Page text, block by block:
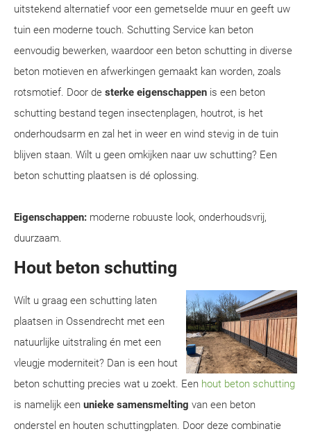
uitstekend alternatief voor een gemetselde muur en geeft uw
tuin een moderne touch. Schutting Service kan beton
eenvoudig bewerken, waardoor een beton schutting in diverse
beton motieven en afwerkingen gemaakt kan worden, zoals
rotsmotief. Door de sterke eigenschappen is een beton
schutting bestand tegen insectenplagen, houtrot, is het
onderhoudsarm en zal het in weer en wind stevig in de tuin
blijven staan. Wilt u geen omkijken naar uw schutting? Een
beton schutting plaatsen is dé oplossing.
Eigenschappen: moderne robuuste look, onderhoudsvrij,
duurzaam.
Hout beton schutting
Wilt u graag een schutting laten
plaatsen in Ossendrecht met een
natuurlijke uitstraling én met een
vleugje moderniteit? Dan is een hout
beton schutting precies wat u zoekt. Een hout beton schutting
is namelijk een unieke samensmelting van een beton
onderstel en houten schuttingplaten. Door deze combinatie